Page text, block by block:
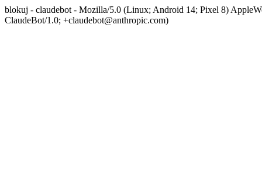
blokuj - claudebot - Mozilla/5.0 (Linux; Android 14; Pixel 8)
ClaudeBot/1.0; +claudebot@anthropic.com)